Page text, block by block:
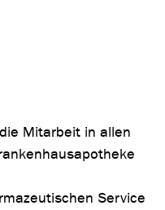
Mitarbeit in allen
Service